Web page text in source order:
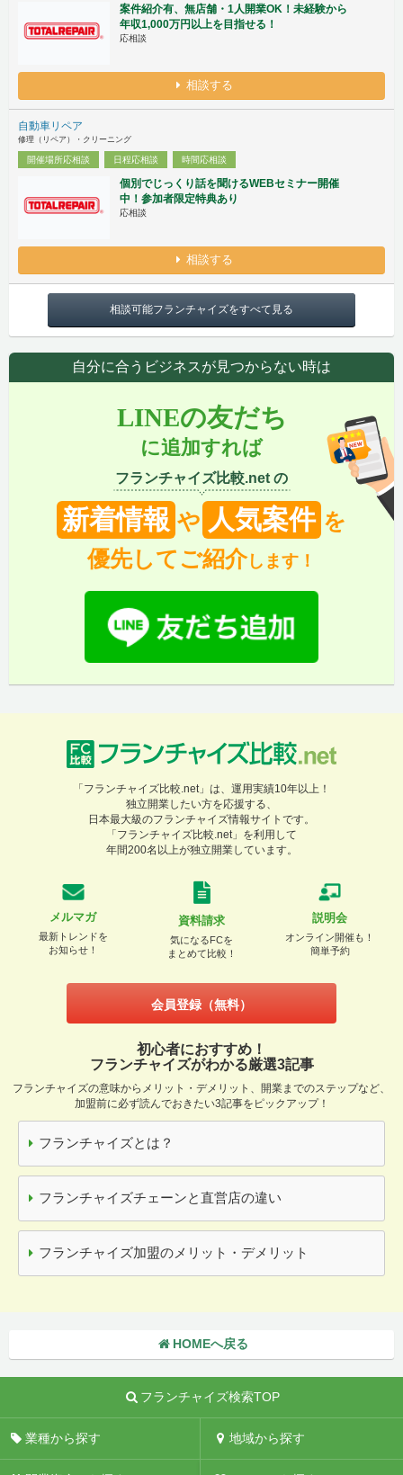
案件紹介有、無店舗・1人開業OK！未経験から
年収1,000万円以上を目指せる！
応相談
相談する
自動車リペア
修理（リペア）・クリーニング
開催場所応相談 日程応相談 時間応相談
個別でじっくり話を聞けるWEBセミナー開催
中！参加者限定特典あり
応相談
相談する
相談可能フランチャイズをすべて見る
自分に合うビジネスが見つからない時は
LINEの友だち
に追加すれば
フランチャイズ比較.net の
新着情報 や 人気案件 を
優先してご紹介します！
「フランチャイズ比較.net」は、運用実績10年以上！
独立開業したい方を応援する、
日本最大級のフランチャイズ情報サイトです。
「フランチャイズ比較.net」を利用して
年間200名以上が独立開業しています。
メルマガ
最新トレンドを
お知らせ！
資料請求
気になるFCを
まとめて比較！
説明会
オンライン開催も！
簡単予約
会員登録（無料）
初心者におすすめ！
フランチャイズがわかる厳選3記事
フランチャイズの意味からメリット・デメリット、開業までのステップなど、
加盟前に必ず読んでおきたい3記事をピックアップ！
フランチャイズとは？
フランチャイズチェーンと直営店の違い
フランチャイズ加盟のメリット・デメリット
HOMEへ戻る
フランチャイズ検索TOP
業種から探す 地域から探す